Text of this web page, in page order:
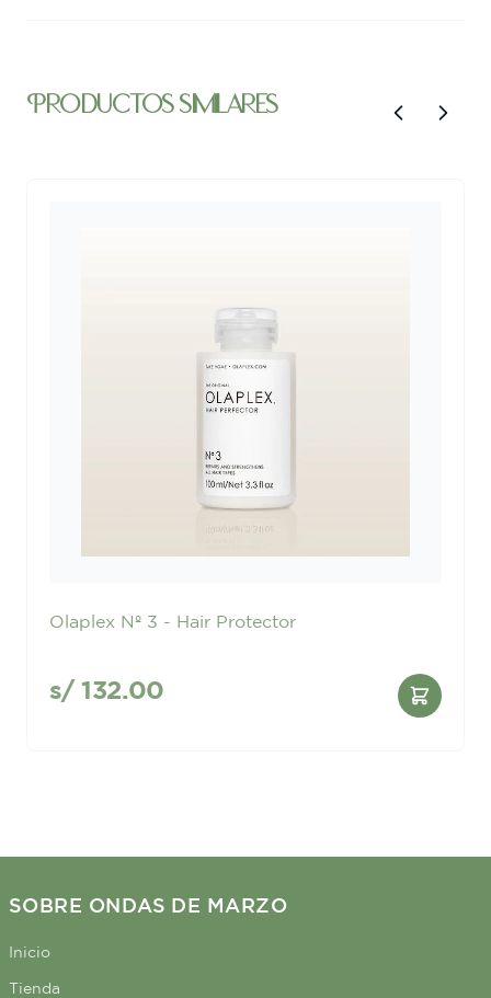
30 ml | Vegano | Origen natural | Producto Artesanal | No
productos similares
Olaplex Nº 3 - Hair Protector
s/132.00
SOBRE ONDAS DE MARZO
Inicio
Tienda